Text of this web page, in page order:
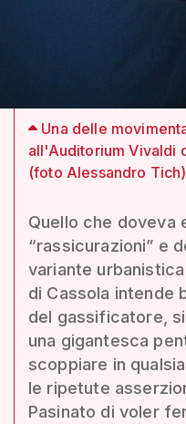
Una delle
all'Auditorium Vivaldi
(foto Alessandro Tich)
Quello che doveva
“rassicurazioni” e
variante
di Cassola intende
del gassificatore,
una gigantesca
scoppiare in
le ripetute
Pasinato di voler